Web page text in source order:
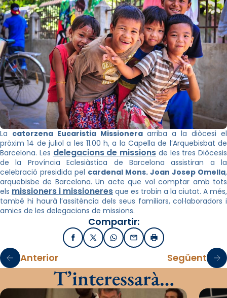
La catorzena Eucaristia Missionera arriba a la diòcesi el
pròxim 14 de juliol a les 11.00 h, a la Capella de l’Arquebisbat de
Barcelona. Les delegacions de missions de les tres Diòcesis
de la Província Eclesiàstica de Barcelona assistiran a la
celebració presidida pel cardenal Mons. Joan Josep Omella,
arquebisbe de Barcelona. Un acte que vol comptar amb tots
els missioners i missioneres que es trobin a la ciutat. A més,
també hi haurà l’assitència dels seus familiars, col·laboradors i
amics de les delegacions de missions.
Compartir:
FacebookX / TwitterWhatsApp
EmailImprimir
Anterior Següent
T’interessarà…